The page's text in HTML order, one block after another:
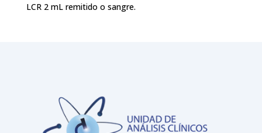
LCR 2 mL remitido o sangre.